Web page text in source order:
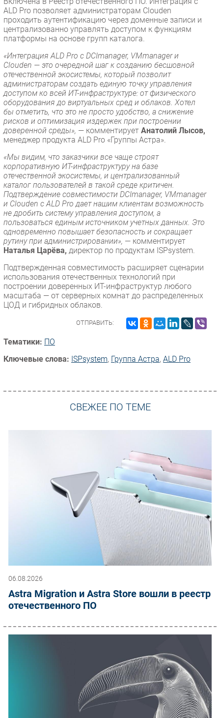
ALD Pro позволяет администраторам Clouden
проходить аутентификацию через доменные записи и
централизованно управлять доступом к функциям
платформы на основе групп каталога.
«Интеграция ALD Pro с DCImanager, VMmanager и
Clouden — это очередной шаг к созданию бесшовной
отечественной экосистемы, который позволит
администраторам создать единую точку управления
доступом ко всей ИТ-инфраструктуре: от физического
оборудования до виртуальных сред и облаков. Хотел
бы отметить, что это не просто удобство, а снижение
рисков и оптимизация издержек при построении
доверенной среды», — комментирует Анатолий Лысов,
менеджер продукта ALD Pro «Группы Астра».
«Мы видим, что заказчики все чаще строят
корпоративную ИТ-инфраструктуру на базе
отечественной экосистемы, и централизованный
каталог пользователей в такой среде критичен.
Подтверждение совместимости DCImanager, VMmanager
и Clouden с ALD Pro дает нашим клиентам возможность
не дробить систему управления доступом, а
пользоваться единым источником учетных данных. Это
одновременно повышает безопасность и сокращает
рутину при администрировании», — комментирует
Наталья Царёва, директор по продуктам ISPsystem.
Подтвержденная совместимость расширяет сценарии
использования отечественных технологий при
построении доверенных ИТ-инфраструктур любого
масштаба — от серверных комнат до распределенных
ЦОД и гибридных облаков.
ОТПРАВИТЬ:
Тематики: ПО
Ключевые слова: ISPsystem, Группа Астра, ALD Pro
СВЕЖЕЕ ПО ТЕМЕ
06.08.2026
Astra Migration и Astra Store вошли в реестр
отечественного ПО